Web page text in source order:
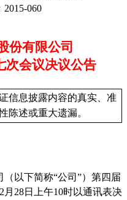
2015-060
份有限公司
次会议决议公告
信息披露内容的真实、准
陈述或重大遗漏。
（以下简称“公司 ”）第四届
月 28日上午10时以通讯表决